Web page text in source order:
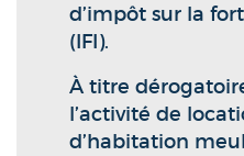
d’impôt sur la
(IFI).
À titre
l’activité de
d’habitation